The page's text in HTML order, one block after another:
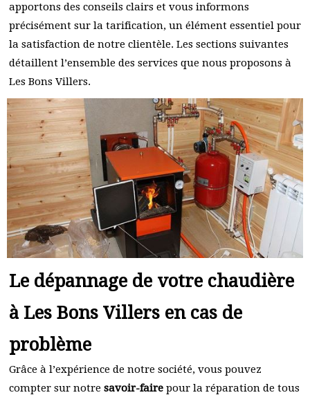
apportons des conseils clairs et vous informons
précisément sur la tarification, un élément essentiel pour
la satisfaction de notre clientèle. Les sections suivantes
détaillent l’ensemble des services que nous proposons à
Les Bons Villers.
Le dépannage de votre chaudière
à Les Bons Villers en cas de
problème
Grâce à l’expérience de notre société, vous pouvez
compter sur notre savoir-faire pour la réparation de tous